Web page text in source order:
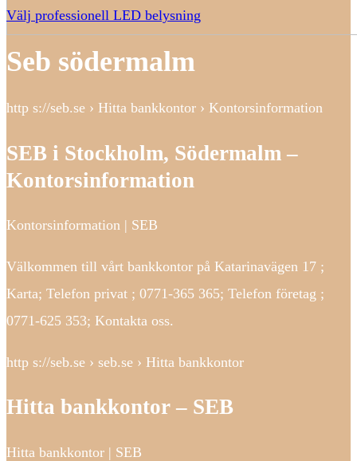
Välj professionell LED belysning
Seb södermalm
http s://seb.se › Hitta bankkontor › Kontorsinformation
SEB i Stockholm, Södermalm –
Kontorsinformation
Kontorsinformation | SEB
Välkommen till vårt bankkontor på Katarinavägen 17 ;
Karta; Telefon privat ; 0771-365 365; Telefon företag ;
0771-625 353; Kontakta oss.
http s://seb.se › seb.se › Hitta bankkontor
Hitta bankkontor – SEB
Hitta bankkontor | SEB